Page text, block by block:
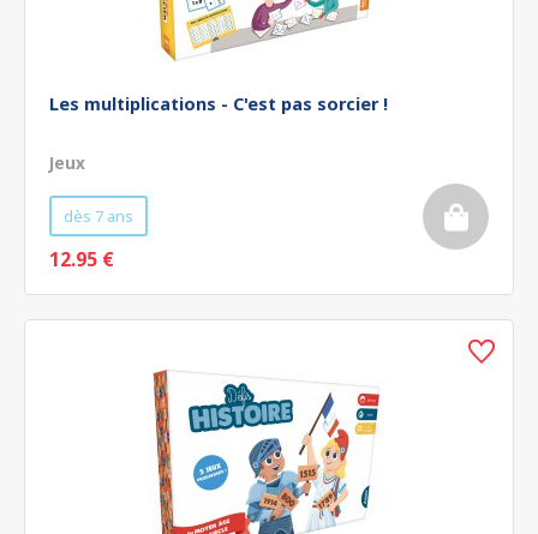
Les multiplications - C'est pas sorcier !
Jeux
dès 7 ans
12.95 €